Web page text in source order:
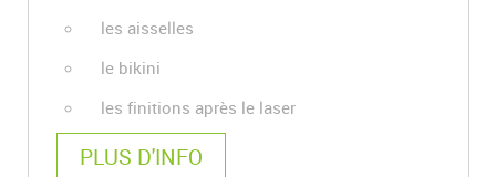
les aisselles
le bikini
les finitions après le laser
PLUS D'INFO